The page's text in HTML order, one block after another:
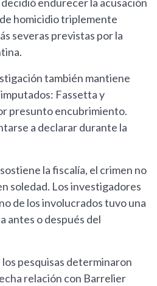
endurecer la acusación
homicidio triplemente
severas previstas por la
también mantiene
Fassetta y
presunto encubrimiento.
a declarar durante la
la fiscalía, el crimen no
soledad. Los investigadores
de los involucrados tuvo una
antes o después del
los pesquisas determinaron
relación con Barrelier